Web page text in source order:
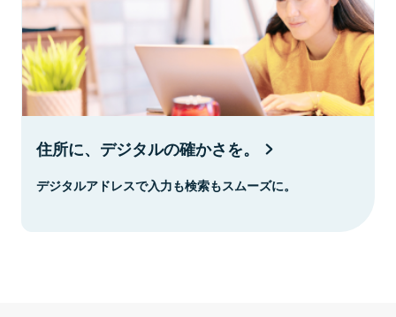
住所に、デジタルの確かさを。
デジタルアドレスで入力も検索もスムーズに。